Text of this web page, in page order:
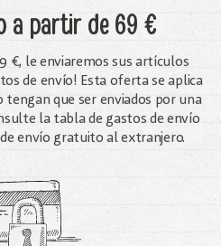
a partir de 69 €
€, le enviaremos sus artículos
de envío! Esta oferta se aplica
que ser enviados por una
la tabla de gastos de envío
envío gratuito al extranjero.